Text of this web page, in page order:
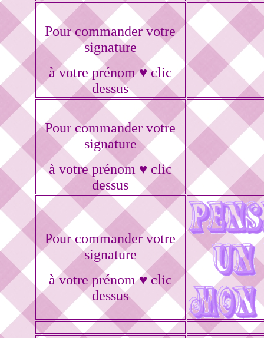
Pour commander votre
signature
à votre prénom ♥ clic
dessus
Pour commander votre
signature
à votre prénom ♥ clic
dessus
Pour commander votre
signature
à votre prénom ♥ clic
dessus